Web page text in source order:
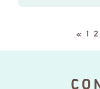
« 1 2